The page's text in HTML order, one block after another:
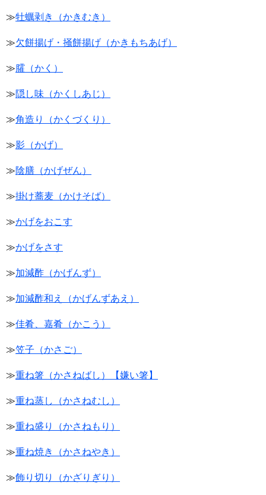
≫牡蠣剥き（かきむき）
≫欠餅揚げ・掻餅揚げ（かきもちあげ）
≫臛（かく）
≫隠し味（かくしあじ）
≫角造り（かくづくり）
≫影（かげ）
≫陰膳（かげぜん）
≫掛け蕎麦（かけそば）
≫かげをおこす
≫かげをさす
≫加減酢（かげんず）
≫加減酢和え（かげんずあえ）
≫佳肴、嘉肴（かこう）
≫笠子（かさご）
≫重ね箸（かさねばし）【嫌い箸】
≫重ね蒸し（かさねむし）
≫重ね盛り（かさねもり）
≫重ね焼き（かさねやき）
≫飾り切り（かざりぎり）